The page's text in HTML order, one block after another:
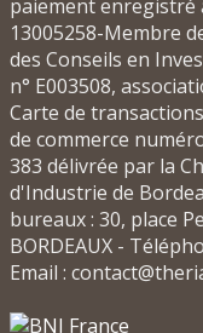
paiement enregistré
13005258-Membre
des Conseils en
n° E003508,
Carte de
de commerce
383 délivrée par la
d'Industrie de
bureaux : 30, place
BORDEAUX -
Email :